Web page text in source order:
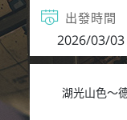
出發時間